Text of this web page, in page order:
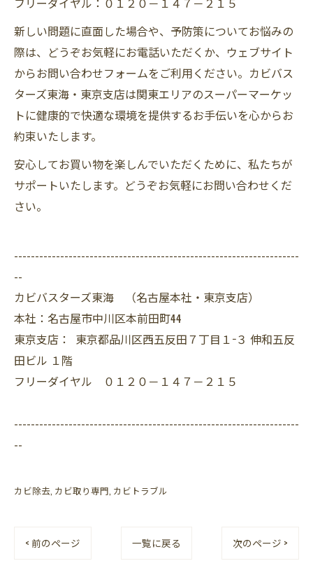
新しい問題に直面した場合や、予防策についてお悩みの
際は、どうぞお気軽にお電話いただくか、ウェブサイト
からお問い合わせフォームをご利用ください。カビバス
ターズ東海・東京支店は関東エリアのスーパーマーケッ
トに健康的で快適な環境を提供するお手伝いを心からお
約束いたします。
安心してお買い物を楽しんでいただくために、私たちが
サポートいたします。どうぞお気軽にお問い合わせくだ
さい。
--------------------------------------------------------------------
--
カビバスターズ東海 （名古屋本社・東京支店）
本社：名古屋市中川区本前田町44
東京支店： 東京都品川区西五反田７丁目１−３ 伸和五反
田ビル １階
フリーダイヤル ０１２０－１４７－２１５
--------------------------------------------------------------------
--
カビ除去 カビ取り専門 カビトラブル
< 前のページ 一覧に戻る 次のページ >